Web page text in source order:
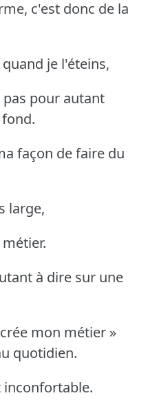
c'est donc de la
je l'éteins,
pour autant
façon de faire du
large,
à dire sur une
mon métier »
quotidien.
inconfortable.